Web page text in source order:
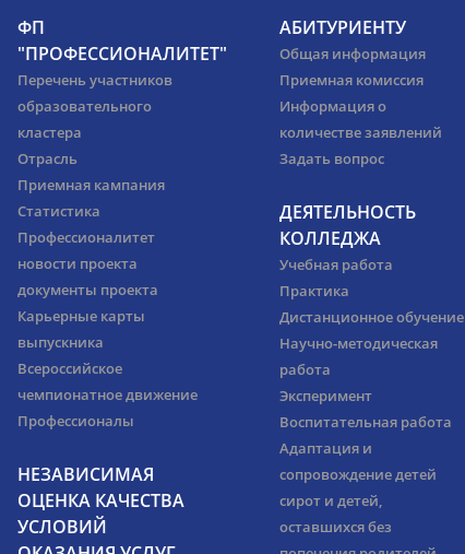
ФП
"ПРОФЕССИОНАЛИТЕТ"
Перечень участников
образовательного
кластера
Отрасль
Приемная кампания
Статистика
Профессионалитет
новости проекта
документы проекта
Карьерные карты
выпускника
Всероссийское
чемпионатное движение
Профессионалы
НЕЗАВИСИМАЯ
ОЦЕНКА КАЧЕСТВА
УСЛОВИЙ
АБИТУРИЕНТУ
Общая информация
Приемная комиссия
Информация о
количестве заявлений
Задать вопрос
ДЕЯТЕЛЬНОСТЬ
КОЛЛЕДЖА
Учебная работа
Практика
Дистанционное обучение
Научно-методическая
работа
Эксперимент
Воспитательная работа
Адаптация и
сопровождение детей
сирот и детей,
оставшихся без